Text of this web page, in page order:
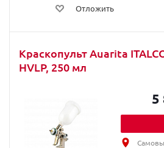
Отложить
Краскопульт Auarita
HVLP, 250 мл
5